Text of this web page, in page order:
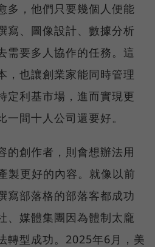
多，他們只要幾個人便能
寫、圖像設計、數據分析
需要多人協作的任務。這
，也讓創業家能同時管理
定利基市場，進而實現更
間十人公司還要好。
的創作者，則會想辦法用
製更好的內容。就像以前
寫部落格的部落客都成功
、媒體集團因為體制太龐
轉型成功。2025年6月，美